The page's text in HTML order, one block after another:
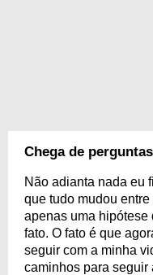
Chega de perguntas
Não adianta nada eu
que tudo mudou
apenas uma hipótese
fato. O fato é que
seguir com a minha
caminhos para seguir